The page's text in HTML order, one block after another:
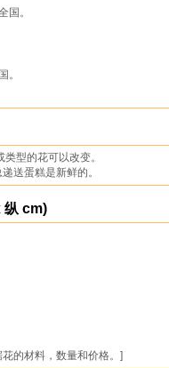
国。
。
型的花可以改变。
送蛋糕是新鲜的。
纵 cm)
的材料，数量和价格。]